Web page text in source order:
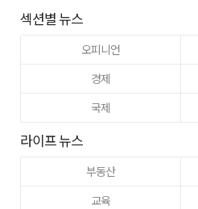
섹션별 뉴스
오피니언
경제
국제
라이프 뉴스
부동산
교육